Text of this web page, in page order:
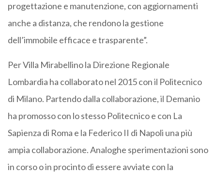
progettazione e manutenzione, con aggiornamenti
anche a distanza, che rendono la gestione
dell’immobile efficace e trasparente”.
Per Villa Mirabellino la Direzione Regionale
Lombardia ha collaborato nel 2015 con il Politecnico
di Milano. Partendo dalla collaborazione, il Demanio
ha promosso con lo stesso Politecnico e con La
Sapienza di Roma e la Federico II di Napoli una più
ampia collaborazione. Analoghe sperimentazioni sono
in corso o in procinto di essere avviate con la